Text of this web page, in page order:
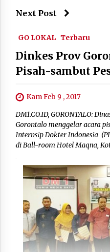
Next Post
GO LOKAL Terbaru
Dinkes Prov
Pisah-sambut
Kam Feb 9 , 2017
DM1.CO.ID, GORONTALO:
Gorontalo menggelar acara
Internsip Dokter Indonesia
di Ball-room Hotel Maqna,